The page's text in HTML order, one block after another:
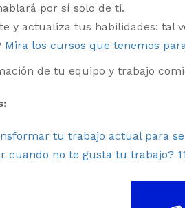
por sí solo de ti.
y actualiza tus habilidades: tal
Mira los cursos que tenemos
de tu equipo y trabajo
tu trabajo actual para
cuando no te gusta tu trabajo?